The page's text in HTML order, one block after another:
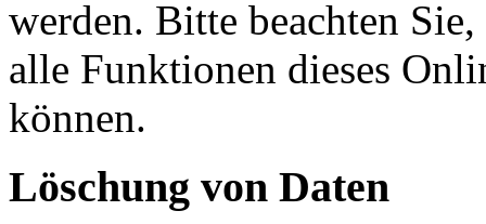
werden. Bitte beachten
alle Funktionen dieses
können.
Löschung von Daten